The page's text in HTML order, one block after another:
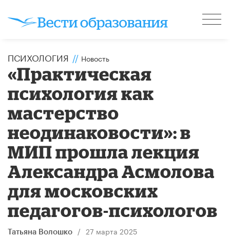
ПСИХОЛОГИЯ // Новость
«Практическая
психология как
мастерство
неодинаковости»: в
МИП прошла лекция
Александра Асмолова
для московских
педагогов-психологов
Татьяна Волошко / 27 марта 2025